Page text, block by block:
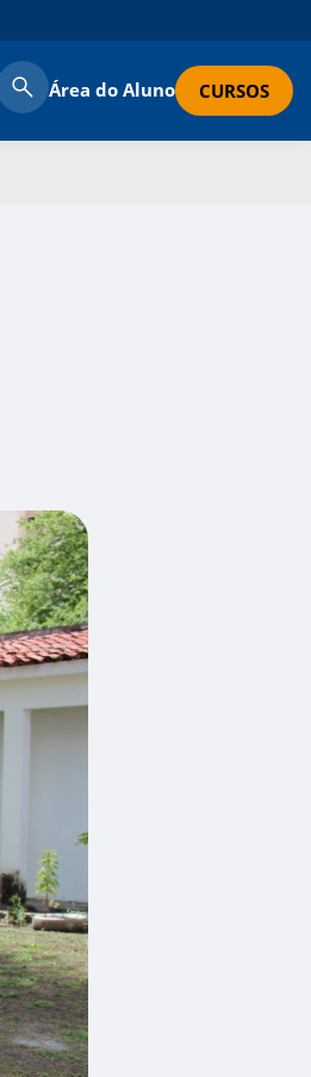
Área do Aluno CURSOS